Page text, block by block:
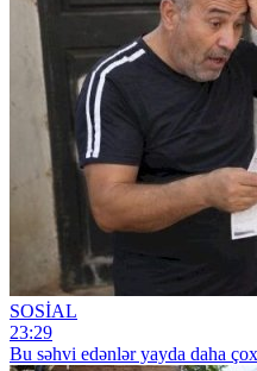
SOSİAL
23:29
Bu səhvi edənlər yayda daha